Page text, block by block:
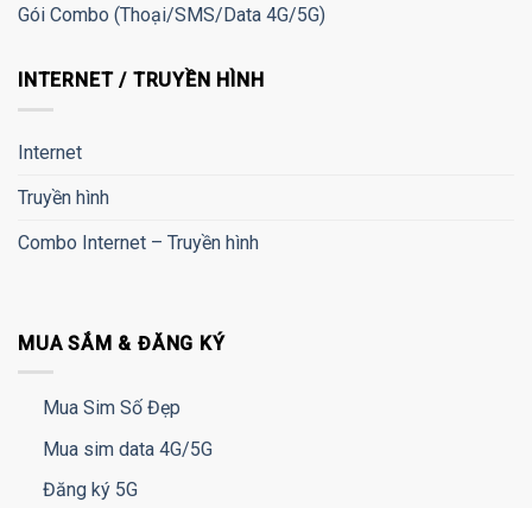
Gói Combo (Thoại/SMS/Data 4G/5G)
INTERNET / TRUYỀN HÌNH
Internet
Truyền hình
Combo Internet – Truyền hình
MUA SẮM & ĐĂNG KÝ
Mua Sim Số Đẹp
Mua sim data 4G/5G
Đăng ký 5G